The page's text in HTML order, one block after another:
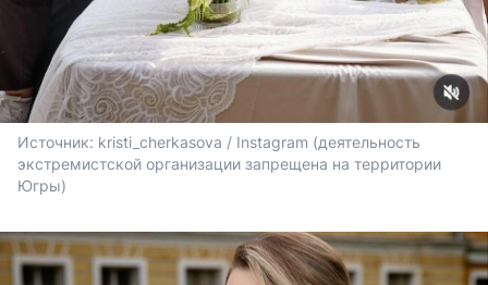
Источник: kristi_cherkasova / Instagram (деятельность
экстремистской организации запрещена на территории
Югры)